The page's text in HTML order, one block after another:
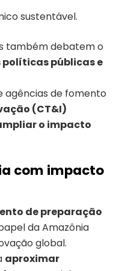
sustentável.
também debatem o
públicas e
agências de fomento
(CT&I)
o impacto
com impacto
de preparação
da Amazônia
global.
aproximar